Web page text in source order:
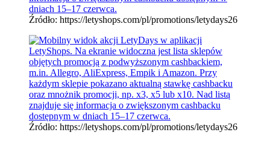
Źródło: https://letyshops.com/pl/promotions/letydays26
Źródło: https://letyshops.com/pl/promotions/letydays26